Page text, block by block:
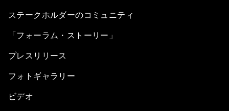
ステークホルダーのコミュニティ
「フォーラム・ストーリー」
プレスリリース
フォトギャラリー
ビデオ